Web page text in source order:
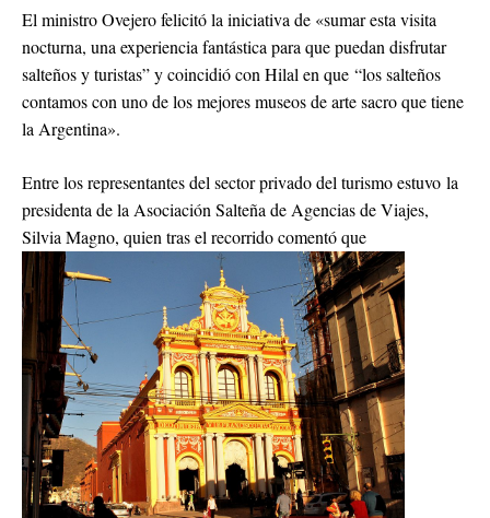
El ministro Ovejero felicitó la iniciativa de «sumar esta visita
nocturna, una experiencia fantástica para que puedan disfrutar
salteños y turistas” y coincidió con Hilal en que “los salteños
contamos con uno de los mejores museos de arte sacro que tiene
la Argentina».
Entre los representantes del sector privado del turismo estuvo la
presidenta de la Asociación Salteña de Agencias de Viajes,
Silvia Magno, quien tras el recorrido comentó que